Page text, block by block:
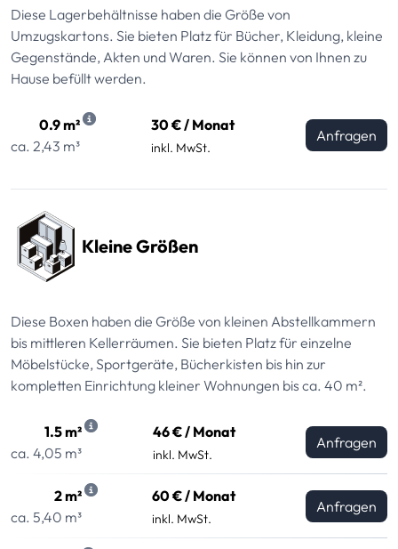
Diese Lagerbehältnisse haben die Größe von
Umzugskartons. Sie bieten Platz für Bücher, Kleidung, kleine
Gegenstände, Akten und Waren. Sie können von Ihnen zu
Hause befüllt werden.
0.9 m²
ca. 2,43 m³
30 € / Monat
inkl. MwSt.
Anfragen
Kleine Größen
Diese Boxen haben die Größe von kleinen Abstellkammern
bis mittleren Kellerräumen. Sie bieten Platz für einzelne
Möbelstücke, Sportgeräte, Bücherkisten bis hin zur
kompletten Einrichtung kleiner Wohnungen bis ca. 40 m².
1.5 m²
ca. 4,05 m³
46 € / Monat
inkl. MwSt.
Anfragen
2 m²
ca. 5,40 m³
60 € / Monat
inkl. MwSt.
Anfragen